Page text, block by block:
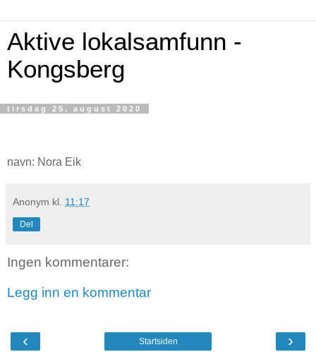
Aktive lokalsamfunn -
Kongsberg
tirsdag 25. august 2020
navn: Nora Eik
Anonym kl. 11:17
Del
Ingen kommentarer:
Legg inn en kommentar
‹ ›
Startsiden